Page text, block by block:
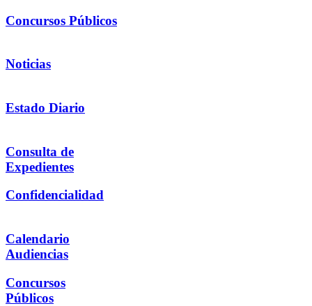
Concursos Públicos
Noticias
Estado Diario
Consulta de
Expedientes
Confidencialidad
Calendario
Audiencias
Concursos
Públicos